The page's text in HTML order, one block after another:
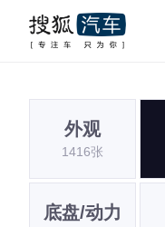
外观
1416张
底盘/动力